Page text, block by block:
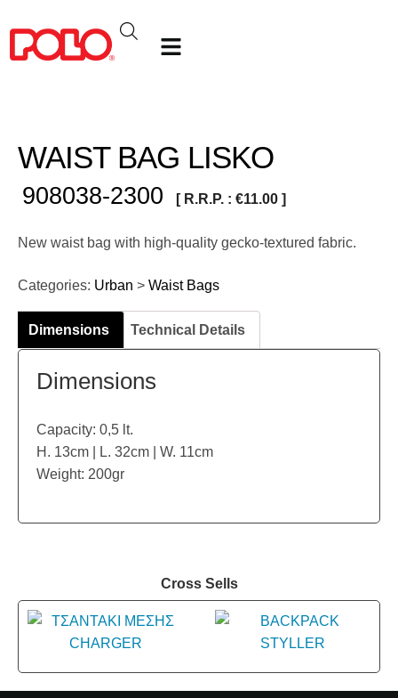
WAIST BAG LISKO
908038-2300 [ R.R.P. : €11.00 ]
New waist bag with high-quality gecko-textured fabric.
Categories: Urban > Waist Bags
Dimensions Technical Details
Dimensions
Capacity: 0,5 lt.
H. 13cm | L. 32cm | W. 11cm
Weight: 200gr
Cross Sells